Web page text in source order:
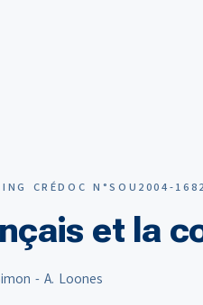
CRÉDOC N°SOU2004-1682
et la
- A. Loones